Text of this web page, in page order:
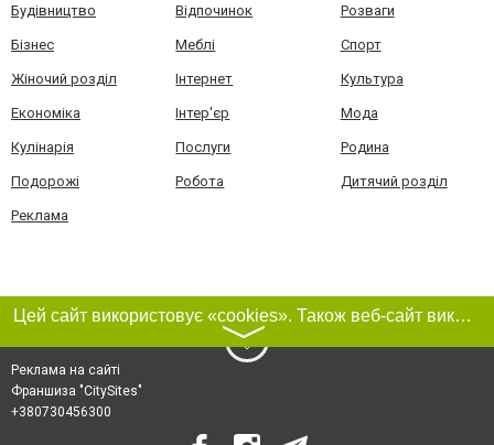
Будівництво Відпочинок Розваги
Бізнес Меблі Спорт
Жіночий розділ Інтернет Культура
Економіка Інтер'єр Мода
Кулінарія Послуги Родина
Подорожі Робота Дитячий розділ
Реклама
Цей сайт використовує «cookies». Також веб-сайт використовує інтернет-сервіс для збору технічних даних стосовно відвідувачів з метою отримання маркетингової та статистичної інформації. Умови обробки даних відвідувачів сайту див.
〉
Реклама на сайті
Франшиза "CitySites"
+380730456300